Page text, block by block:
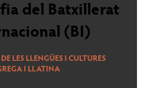
del Batxillerat
(BI)
LES LLENGÜES I CULTURES
I LLATINA